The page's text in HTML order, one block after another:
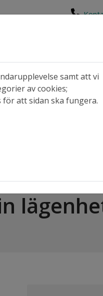
När du bor hos oss
samt att vi
av cookies;
att sidan ska fungera.